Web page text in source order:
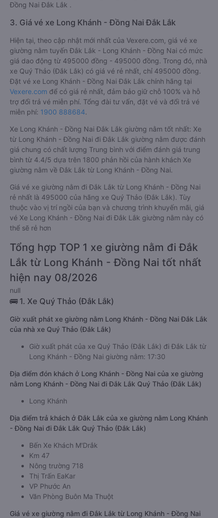
Đồng Nai Đắk Lắk .
3. Giá vé xe Long Khánh - Đồng Nai Đắk Lắk
Hiện tại, theo cập nhật mới nhất của Vexere.com, giá vé xe
giường nằm tuyến Đắk Lắk - Long Khánh - Đồng Nai có mức
giá dao động từ 495000 đồng - 495000 đồng. Trong đó, nhà
xe Quý Thảo (Đắk Lắk) có giá vé rẻ nhất, chỉ 495000 đồng.
Đặt vé xe Long Khánh - Đồng Nai Đắk Lắk chính hãng tại
Vexere.com để có giá rẻ nhất, đảm bảo giữ chỗ 100% và hỗ
trợ đổi trả vé miễn phí. Tổng đài tư vấn, đặt vé và đổi trả vé
miễn phí: 1900 888684.
Xe Long Khánh - Đồng Nai Đắk Lắk giường nằm tốt nhất: Xe
từ Long Khánh - Đồng Nai đi Đắk Lắk giường nằm được đánh
giá chung có chất lượng Trung bình với điểm đánh giá trung
bình từ 4.4/5 dựa trên 1800 phản hồi của hành khách Xe
giường nằm về Đắk Lắk từ Long Khánh - Đồng Nai.
Giá vé xe giường nằm đi Đắk Lắk từ Long Khánh - Đồng Nai
rẻ nhất là 495000 của hãng xe Quý Thảo (Đắk Lắk). Tùy
thuộc vào vị trí ngồi của bạn và chương trình khuyến mãi, giá
vé Xe Long Khánh - Đồng Nai đi Đắk Lắk giường nằm này có
thể sẽ rẻ hơn
Tổng hợp TOP 1 xe giường nằm đi Đắk
Lắk từ Long Khánh - Đồng Nai tốt nhất
hiện nay 08/2026
null
🚌 1. Xe Quý Thảo (Đắk Lắk)
Giờ xuất phát xe giường nằm Long Khánh - Đồng Nai Đắk Lắk
của nhà xe Quý Thảo (Đắk Lắk)
Giờ xuất phát của xe Quý Thảo (Đắk Lắk) đi Đắk Lắk từ
Long Khánh - Đồng Nai giường nằm: 17:30
Địa điểm đón khách ở Long Khánh - Đồng Nai của xe giường
nằm Long Khánh - Đồng Nai đi Đắk Lắk Quý Thảo (Đắk Lắk)
Long Khánh
Địa điểm trả khách ở Đắk Lắk của xe giường nằm Long Khánh
- Đồng Nai đi Đắk Lắk Quý Thảo (Đắk Lắk)
Bến Xe Khách M'Drắk
Km 47
Nông trường 718
Thị Trấn EaKar
VP Phước An
Văn Phòng Buôn Ma Thuột
Giá vé xe giường nằm đi Đắk Lắk từ Long Khánh - Đồng Nai